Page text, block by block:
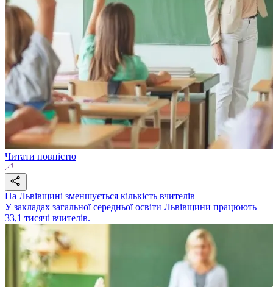
Читати повністю
На Львівщині зменшується кількість вчителів
У закладах загальної середньої освіти Львівщини працюють
33,1 тисячі вчителів.